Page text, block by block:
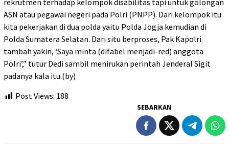
rekrutmen terhadap kelompok disabilitas tapi untuk golongan
ASN atau pegawai negeri pada Polri (PNPP). Dari kelompok itu
kita pekerjakan di dua polda yaitu Polda Jogja kemudian di
Polda Sumatera Selatan. Dari situ berproses, Pak Kapolri
tambah yakin, ‘Saya minta (difabel menjadi-red) anggota
Polri’,” tutur Dedi sambil menirukan perintah Jenderal Sigit
padanya kala itu.(by)
Post Views: 188
SEBARKAN